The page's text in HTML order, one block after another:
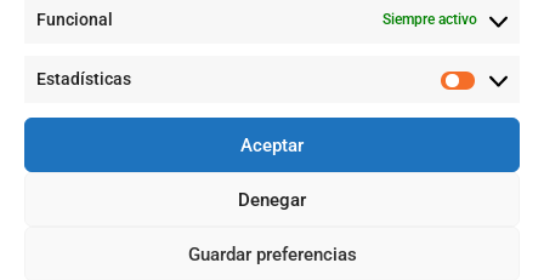
Funcional Siempre activo
Estadísticas
Aceptar
Denegar
Guardar preferencias